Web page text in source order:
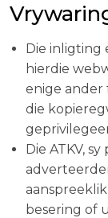
Die inligting
hierdie
enige ander
die
Die ATKV,
besering of